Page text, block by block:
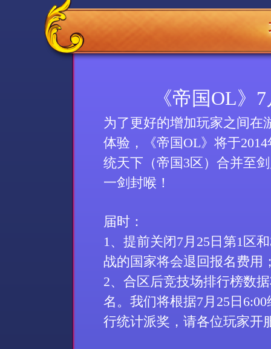
《帝国OL》
为了更好的增加玩家之间在
体验，《帝国OL》将于2014
统天下（帝国3区）合并至
一剑封喉！
届时：
1、提前关闭7月 25 日第1区和
战的国家将会退回报名费用
2、合区后竞技场排行榜数
名。我们将根据7月 25 日 6:00
行统计派奖，请各位玩家开